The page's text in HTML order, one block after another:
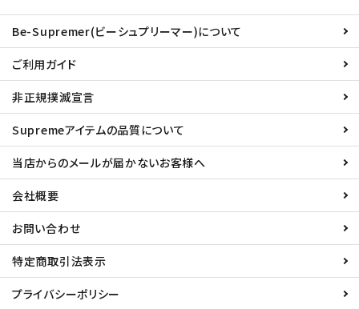
Be-Supremer(ビーシュプリーマー)について
ご利用ガイド
非正規撲滅宣言
Supremeアイテムの品質について
当店からのメールが届かないお客様へ
会社概要
お問い合わせ
特定商取引法表示
プライバシーポリシー